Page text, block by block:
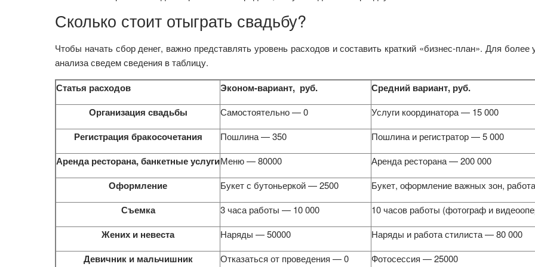
Сколько стоит отыграть свадьбу?
Чтобы начать сбор денег, важно представлять уровень расходов и составить краткий «бизнес-план». Для более
анализа сведем сведения в таблицу.
Статья расходов Эконом-вариант, руб. Средний вариант, руб.
Организация свадьбы
Самостоятельно — 0 Услуги координатора — 15 000
Регистрация бракосочетания Пошлина — 350 Пошлина и регистратор — 5 000
Аренда ресторана, банкетные услугиМеню — 80000 Аренда ресторана — 200 000
Оформление Букет с бутоньеркой — 2500 Букет, оформление важных зон,
Съемка 3 часа работы — 10 000 10 часов работы (фотограф и
Жених и невеста Наряды — 50000 Наряды и работа стилиста — 80 000
Девичник и мальчишник Отказаться от проведения — 0 Фотосессия — 25000